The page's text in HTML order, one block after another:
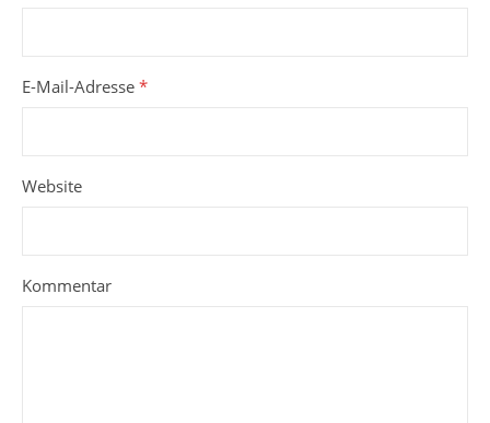
E-Mail-Adresse *
Website
Kommentar